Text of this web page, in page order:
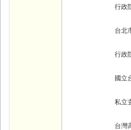
行政
台北
行政
國立
私立
台灣